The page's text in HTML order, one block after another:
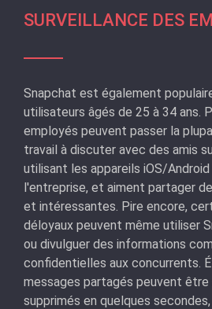
SURVEILLANCE DES
Snapchat est également
utilisateurs âgés de 25 à 34 ans.
employés peuvent passer la
travail à discuter avec des amis
utilisant les appareils iOS/
l'entreprise, et aiment partager
et intéressantes. Pire encore,
déloyaux peuvent même utiliser
ou divulguer des informations
confidentielles aux concurrents.
messages partagés peuvent
supprimés en quelques